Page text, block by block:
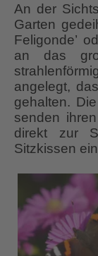
An der
Garten
Feligonde’
an das
angelegt,
gehalten.
senden
direkt zur
Sitzkissen